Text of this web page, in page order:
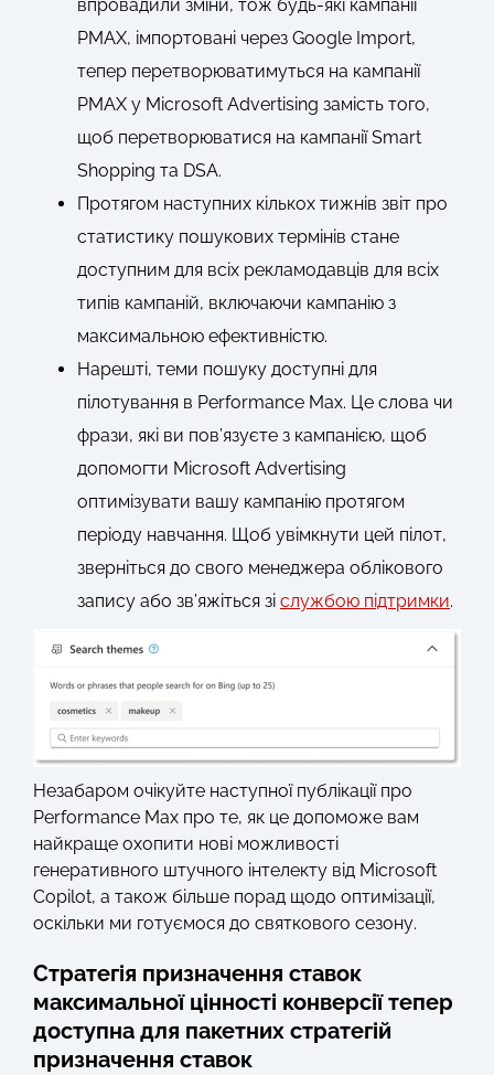
впровадили зміни, тож будь-які кампанії
PMAX, імпортовані через Google Import,
тепер перетворюватимуться на кампанії
PMAX у Microsoft Advertising замість того,
щоб перетворюватися на кампанії Smart
Shopping та DSA.
Протягом наступних кількох тижнів звіт про
статистику пошукових термінів стане
доступним для всіх рекламодавців для всіх
типів кампаній, включаючи кампанію з
максимальною ефективністю.
Нарешті, теми пошуку доступні для
пілотування в Performance Max. Це слова чи
фрази, які ви пов’язуєте з кампанією, щоб
допомогти Microsoft Advertising
оптимізувати вашу кампанію протягом
періоду навчання. Щоб увімкнути цей пілот,
зверніться до свого менеджера облікового
запису або зв’яжіться зі службою підтримки.
Незабаром очікуйте наступної публікації про
Performance Max про те, як це допоможе вам
найкраще охопити нові можливості
генеративного штучного інтелекту від Microsoft
Copilot, а також більше порад щодо оптимізації,
оскільки ми готуємося до святкового сезону.
Стратегія призначення ставок
максимальної цінності конверсії тепер
доступна для пакетних стратегій
призначення ставок